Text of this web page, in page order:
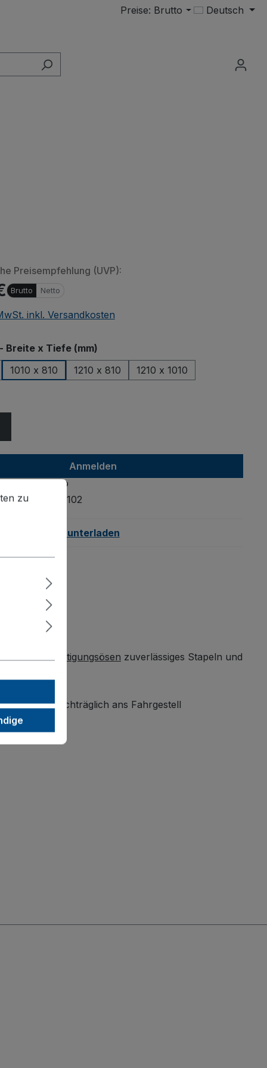
Preise: Brutto Deutsch
Preisempfehlung (UVP):
Brutto Netto
inkl. Versandkosten
Breite x Tiefe (mm)auswählen
1010 x 810 1210 x 810 1210 x 1010
Anmelden
4035694033399
zsw-870.102
Herunterladen
undBefestigungsösen zuverlässiges Stapeln und
ist nachträglich ans Fahrgestell
zu können.
Mehr Informationen ...
zu